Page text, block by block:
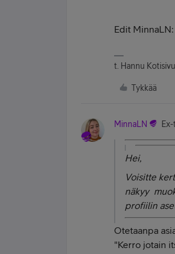
Edit
t. Hannu
Tykkää
MinnaLN
Hei,
Voisitte
näkyy
profiilin
Otetaanpa
"Kerro jotain